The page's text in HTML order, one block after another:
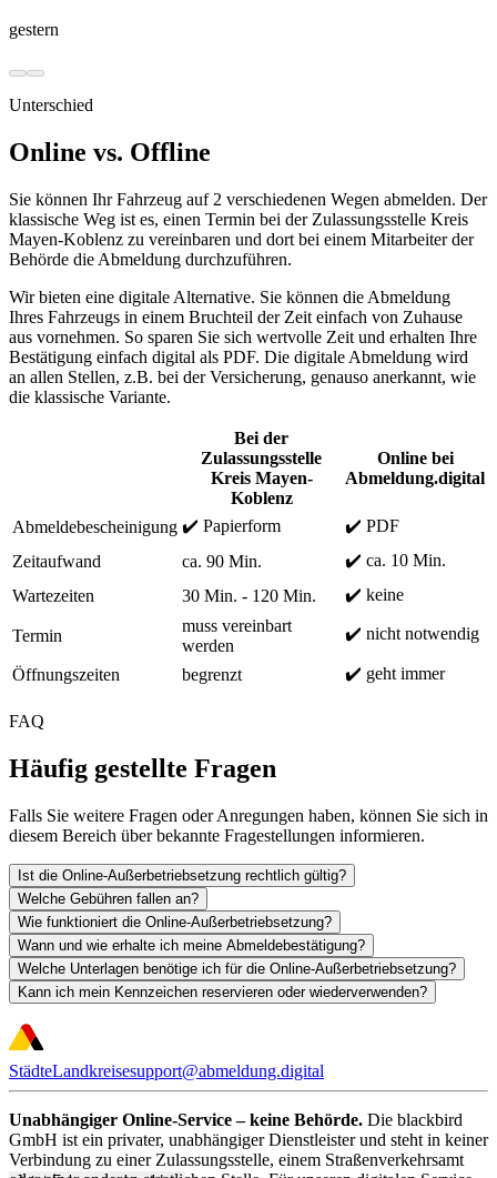
gestern
Unterschied
Online vs. Offline
Sie können Ihr Fahrzeug auf 2 verschiedenen Wegen abmelden. Der
klassische Weg ist es, einen Termin bei der Zulassungsstelle Kreis
Mayen-Koblenz zu vereinbaren und dort bei einem Mitarbeiter der
Behörde die Abmeldung durchzuführen.
Wir bieten eine digitale Alternative. Sie können die Abmeldung
Ihres Fahrzeugs in einem Bruchteil der Zeit einfach von Zuhause
aus vornehmen. So sparen Sie sich wertvolle Zeit und erhalten Ihre
Bestätigung einfach digital als PDF. Die digitale Abmeldung wird
an allen Stellen, z.B. bei der Versicherung, genauso anerkannt, wie
die klassische Variante.
Bei der
Zulassungsstelle
Kreis Mayen-
Koblenz
Online bei
Abmeldung.digital
Abmeldebescheinigung ✔️ Papierform
✔️ PDF
Zeitaufwand
ca. 90 Min.
✔️ ca. 10 Min.
Wartezeiten
30 Min. - 120 Min. ✔️ keine
Termin
muss vereinbart
werden
✔️ nicht notwendig
Öffnungszeiten begrenzt ✔️ geht immer
FAQ
Häufig gestellte Fragen
Falls Sie weitere Fragen oder Anregungen haben, können Sie sich in
diesem Bereich über bekannte Fragestellungen informieren.
Ist die Online-Außerbetriebsetzung rechtlich gültig?
Welche Gebühren fallen an?
Wie funktioniert die Online-Außerbetriebsetzung?
Wann und wie erhalte ich meine Abmeldebestätigung?
Welche Unterlagen benötige ich für die Online-Außerbetriebsetzung?
Kann ich mein Kennzeichen reservieren oder wiederverwenden?
StädteLandkreisesupport@abmeldung.digital
Unabhängiger Online-Service – keine Behörde. Die blackbird
GmbH ist ein privater, unabhängiger Dienstleister und steht in keiner
Verbindung zu einer Zulassungsstelle, einem Straßenverkehrsamt